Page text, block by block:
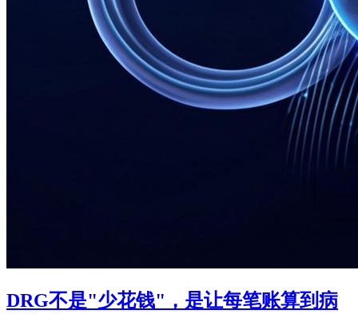
DRG不是"少花钱"，是让每笔账算到病